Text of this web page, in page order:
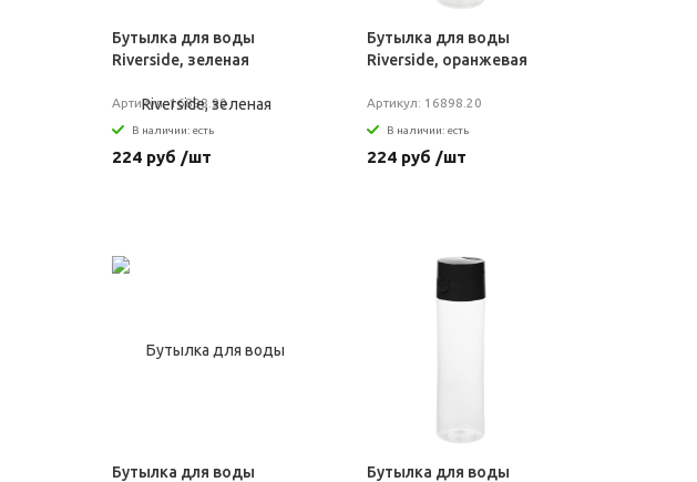
Бутылка для воды
Riverside, зеленая
Артикул: 16898.90
В наличии: есть
224 руб /шт
Бутылка для воды
Riverside, оранжевая
Артикул: 16898.20
В наличии: есть
224 руб /шт
Бутылка для воды
Бутылка для воды